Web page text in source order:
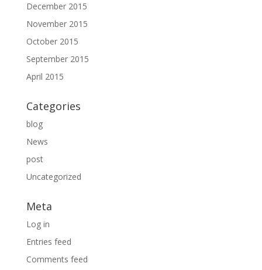
December 2015
November 2015
October 2015
September 2015
April 2015
Categories
blog
News
post
Uncategorized
Meta
Log in
Entries feed
Comments feed